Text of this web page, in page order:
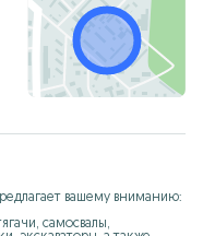
вашему вниманию:
самосвалы,